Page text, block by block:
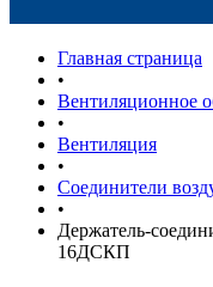
Главная страница
•
Вентиляционное
•
Вентиляция
•
Соединители
•
Держатель-
16ДСКП